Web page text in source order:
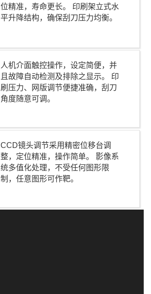
位精准，寿命更长。 印刷架立式水
平升降结构，确保刮刀压力均衡。
人机介面触控操作，设定简便，并
且故障自动检测及排除之显示。 印
刷压力、网版调节便捷准确，刮刀
角度随意可调。
CCD镜头调节采用精密位移台调
整，定位精准，操作简单。 影像系
统多值化处理，不受任何图形限
制，任意图形可作靶。